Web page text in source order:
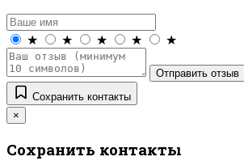
★ ★ ★ ★ ★
Отправить отзыв
Сохранить контакты
×
Сохранить контакты